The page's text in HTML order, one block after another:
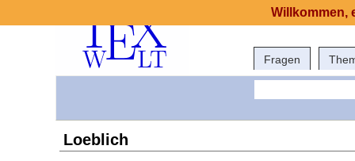
Fragen
Loeblich
Willkommen,